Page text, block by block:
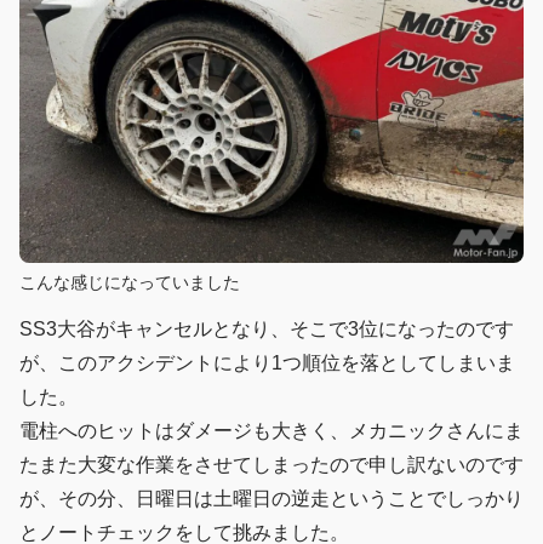
こんな感じになっていました
SS3大谷がキャンセルとなり、そこで3位になったのです
が、このアクシデントにより1つ順位を落としてしまいま
した。
電柱へのヒットはダメージも大きく、メカニックさんにま
たまた大変な作業をさせてしまったので申し訳ないのです
が、その分、日曜日は土曜日の逆走ということでしっかり
とノートチェックをして挑みました。